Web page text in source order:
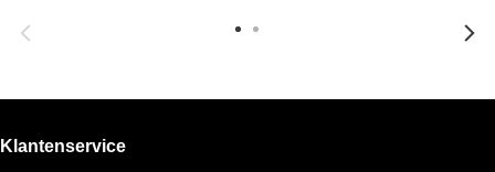
Klantenservice